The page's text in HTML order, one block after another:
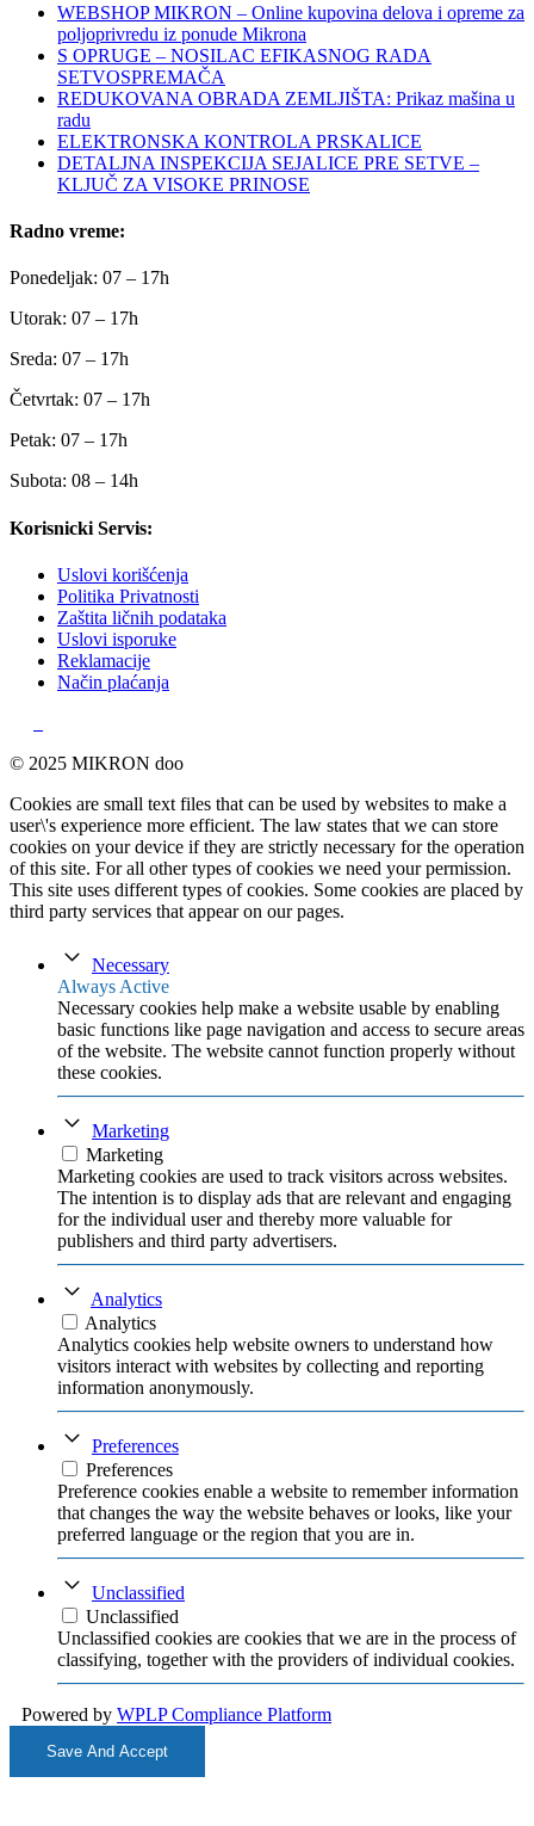
WEBSHOP MIKRON – Online kupovina delova i opreme za
poljoprivredu iz ponude Mikrona
S OPRUGE – NOSILAC EFIKASNOG RADA
SETVOSPREMAČA
REDUKOVANA OBRADA ZEMLJIŠTA: Prikaz mašina u
radu
ELEKTRONSKA KONTROLA PRSKALICE
DETALJNA INSPEKCIJA SEJALICE PRE SETVE –
KLJUČ ZA VISOKE PRINOSE
Radno vreme:
Ponedeljak: 07 – 17h
Utorak: 07 – 17h
Sreda: 07 – 17h
Četvrtak: 07 – 17h
Petak: 07 – 17h
Subota: 08 – 14h
Korisnicki Servis:
Uslovi korišćenja
Politika Privatnosti
Zaštita ličnih podataka
Uslovi isporuke
Reklamacije
Način plaćanja
© 2025 MIKRON doo
Cookies are small text files that can be used by websites to make a
user\'s experience more efficient. The law states that we can store
cookies on your device if they are strictly necessary for the operation
of this site. For all other types of cookies we need your permission.
This site uses different types of cookies. Some cookies are placed by
third party services that appear on our pages.
Necessary
Always Active
Necessary cookies help make a website usable by enabling
basic functions like page navigation and access to secure areas
of the website. The website cannot function properly without
these cookies.
Marketing
Marketing
Marketing cookies are used to track visitors across websites.
The intention is to display ads that are relevant and engaging
for the individual user and thereby more valuable for
publishers and third party advertisers.
Analytics
Analytics
Analytics cookies help website owners to understand how
visitors interact with websites by collecting and reporting
information anonymously.
Preferences
Preferences
Preference cookies enable a website to remember information
that changes the way the website behaves or looks, like your
preferred language or the region that you are in.
Unclassified
Unclassified
Unclassified cookies are cookies that we are in the process of
classifying, together with the providers of individual cookies.
Powered by WPLP Compliance Platform
Save And Accept